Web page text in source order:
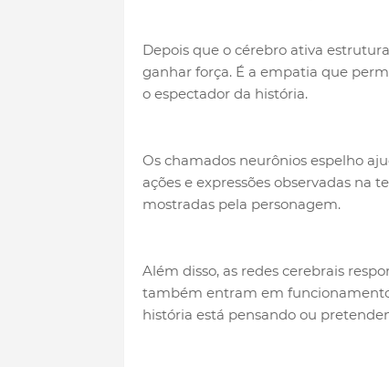
Depois que o cérebro ativa
ganhar força. É a empatia que
o espectador da história.
Os chamados neurônios espelho
ações e expressões observadas na
mostradas pela personagem.
Além disso, as redes cerebrais
também entram em
história está pensando ou